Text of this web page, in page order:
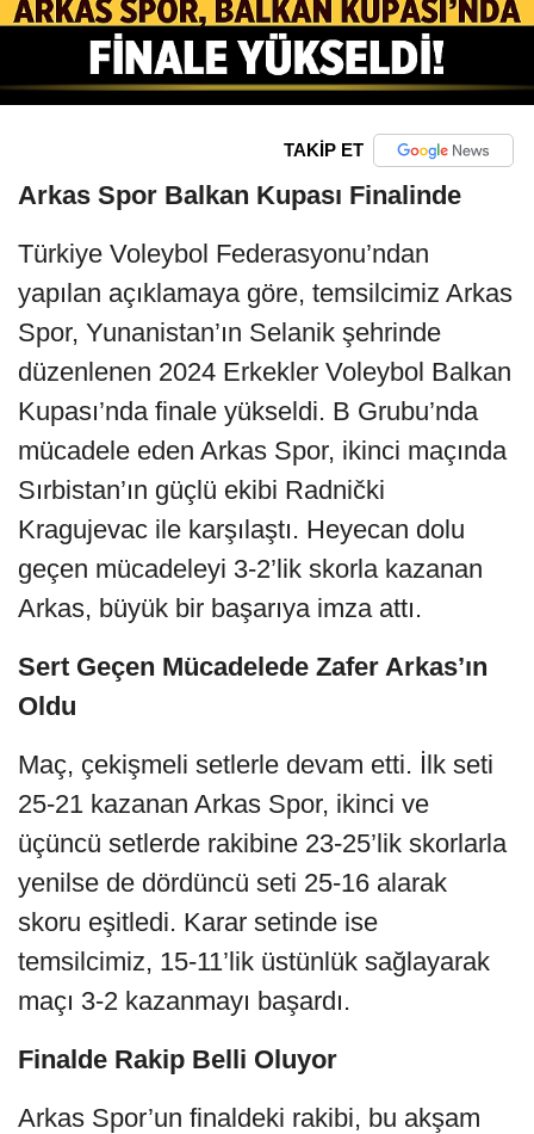
TAKİP ET
Arkas Spor Balkan Kupası Finalinde
Türkiye Voleybol Federasyonu’ndan
yapılan açıklamaya göre, temsilcimiz Arkas
Spor, Yunanistan’ın Selanik şehrinde
düzenlenen 2024 Erkekler Voleybol Balkan
Kupası’nda finale yükseldi. B Grubu’nda
mücadele eden Arkas Spor, ikinci maçında
Sırbistan’ın güçlü ekibi Radnički
Kragujevac ile karşılaştı. Heyecan dolu
geçen mücadeleyi 3-2’lik skorla kazanan
Arkas, büyük bir başarıya imza attı.
Sert Geçen Mücadelede Zafer Arkas’ın
Oldu
Maç, çekişmeli setlerle devam etti. İlk seti
25-21 kazanan Arkas Spor, ikinci ve
üçüncü setlerde rakibine 23-25’lik skorlarla
yenilse de dördüncü seti 25-16 alarak
skoru eşitledi. Karar setinde ise
temsilcimiz, 15-11’lik üstünlük sağlayarak
maçı 3-2 kazanmayı başardı.
Finalde Rakip Belli Oluyor
Arkas Spor’un finaldeki rakibi, bu akşam